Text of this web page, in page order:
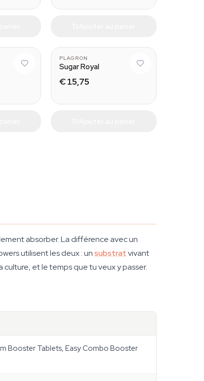
PLAGRON
Sugar Royal
€ 15,75
absorber. La différence avec un
utilisent les deux : unsubstratvivant
et le temps que tu veux y passer.
Booster Tablets, Easy Combo Booster